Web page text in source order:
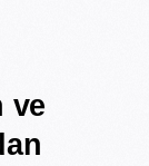
ve